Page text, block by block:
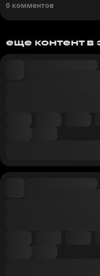
0 комментов
еще контент в